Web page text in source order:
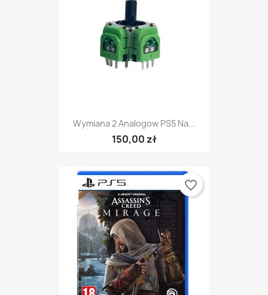
Wymiana 2 Analogow PS5 Na...
150,00 zł
favorite_border